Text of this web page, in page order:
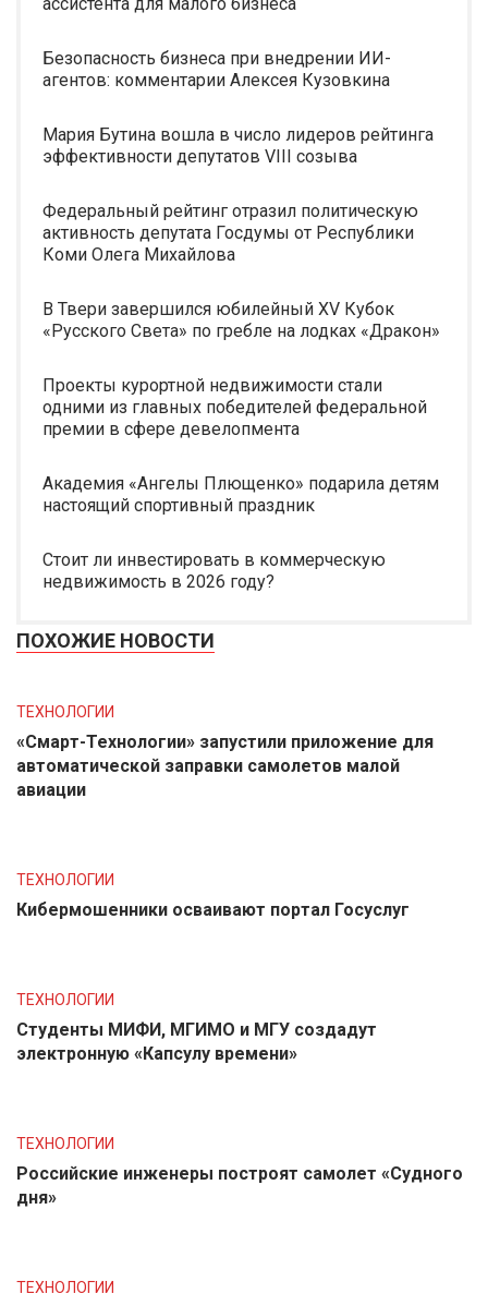
Безопасность бизнеса при внедрении ИИ-
агентов: комментарии Алексея Кузовкина
Мария Бутина вошла в число лидеров рейтинга
эффективности депутатов VIII созыва
Федеральный рейтинг отразил политическую
активность депутата Госдумы от Республики
Коми Олега Михайлова
В Твери завершился юбилейный XV Кубок
«Русского Света» по гребле на лодках «Дракон»
Проекты курортной недвижимости стали
одними из главных победителей федеральной
премии в сфере девелопмента
Академия «Ангелы Плющенко» подарила детям
настоящий спортивный праздник
Стоит ли инвестировать в коммерческую
недвижимость в 2026 году?
ПОХОЖИЕ НОВОСТИ
ТЕХНОЛОГИИ
«Смарт-Технологии» запустили приложение для
автоматической заправки самолетов малой
авиации
ТЕХНОЛОГИИ
Кибермошенники осваивают портал Госуслуг
ТЕХНОЛОГИИ
Студенты МИФИ, МГИМО и МГУ создадут
электронную «Капсулу времени»
ТЕХНОЛОГИИ
Российские инженеры построят самолет «Судного
дня»
ТЕХНОЛОГИИ